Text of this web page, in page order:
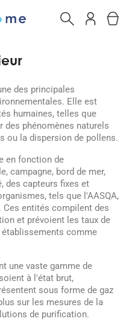
des principales
Elle est
humaines, telles que
des phénomènes naturels
ou la dispersion de pollens.
en fonction de
campagne, bord de mer,
des capteurs fixes et
tels que l'AASQA,
Ces entités compilent des
et prévoient les taux de
comme
une vaste gamme de
à l'état brut,
sous forme de gaz
sur les mesures de la
de purification.